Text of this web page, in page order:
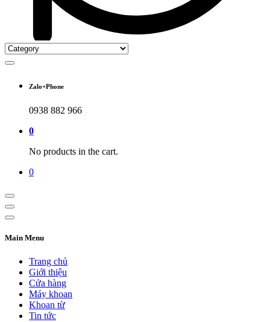
Zalo+Phone
0938 882 966
0
No products in the cart.
0
Main Menu
Trang chủ
Giới thiệu
Cửa hàng
Máy khoan
Khoan từ
Tin tức